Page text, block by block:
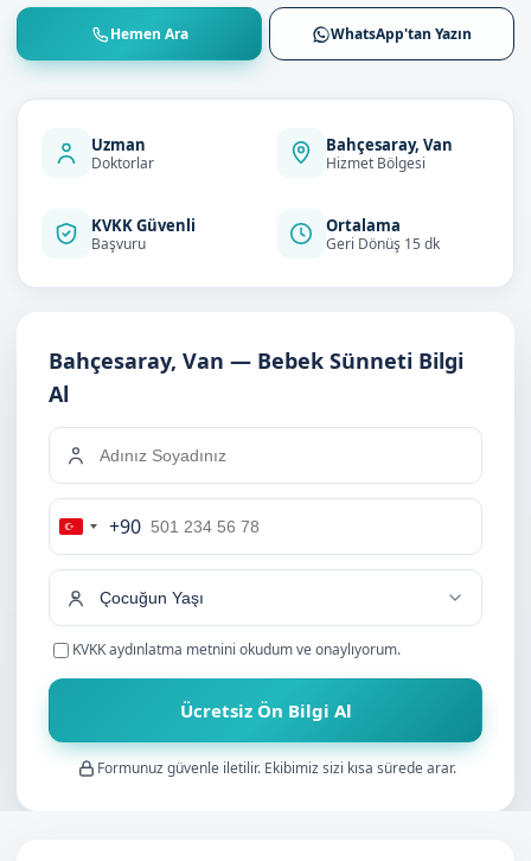
Hemen Ara WhatsApp'tan Yazın
Uzman
Doktorlar
Bahçesaray, Van
Hizmet Bölgesi
KVKK Güvenli
Başvuru
Ortalama
Geri Dönüş 15 dk
Bahçesaray, Van — Bebek Sünneti Bilgi
Al
Turkey
+90
+90
KVKK aydınlatma metnini okudum ve onaylıyorum.
Ücretsiz Ön Bilgi Al
Formunuz güvenle iletilir. Ekibimiz sizi kısa sürede arar.